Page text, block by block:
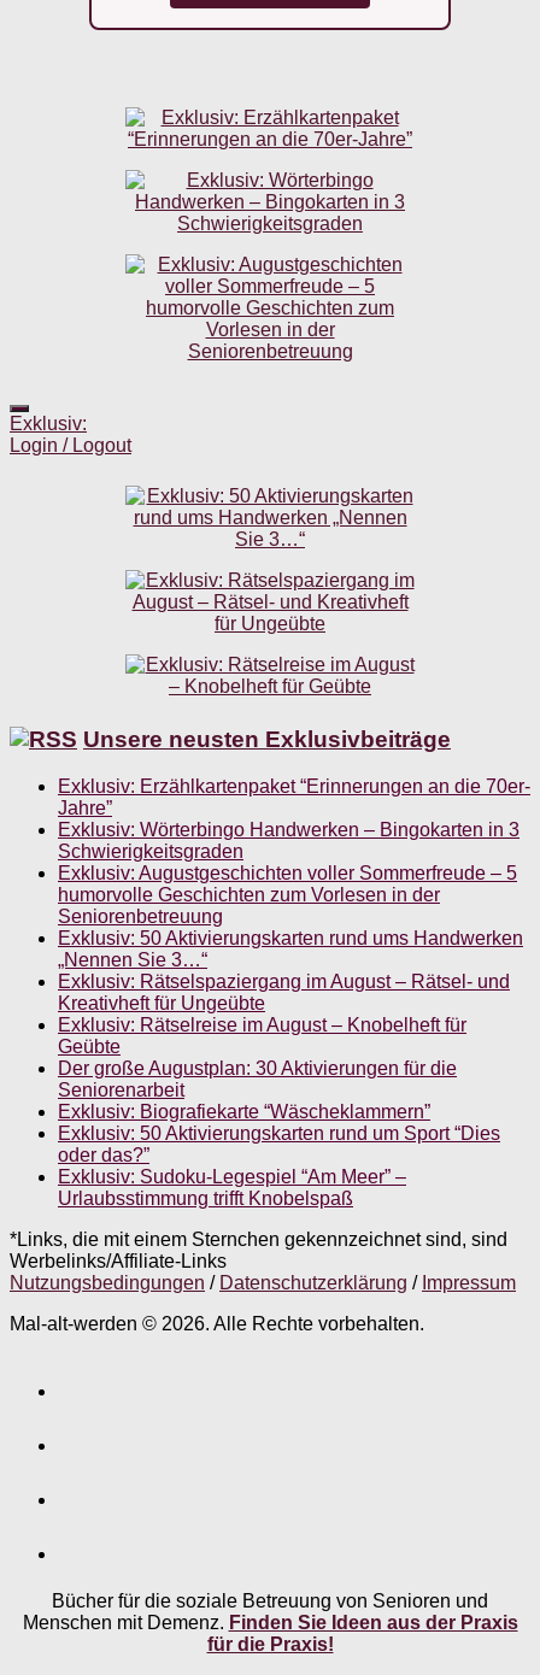
Exklusiv:
Login / Logout
Unsere neusten Exklusivbeiträge
Exklusiv: Erzählkartenpaket “Erinnerungen an die 70er-
Jahre”
Exklusiv: Wörterbingo Handwerken – Bingokarten in 3
Schwierigkeitsgraden
Exklusiv: Augustgeschichten voller Sommerfreude – 5
humorvolle Geschichten zum Vorlesen in der
Seniorenbetreuung
Exklusiv: 50 Aktivierungskarten rund ums Handwerken
„Nennen Sie 3…“
Exklusiv: Rätselspaziergang im August – Rätsel- und
Kreativheft für Ungeübte
Exklusiv: Rätselreise im August – Knobelheft für
Geübte
Der große Augustplan: 30 Aktivierungen für die
Seniorenarbeit
Exklusiv: Biografiekarte “Wäscheklammern”
Exklusiv: 50 Aktivierungskarten rund um Sport “Dies
oder das?”
Exklusiv: Sudoku-Legespiel “Am Meer” –
Urlaubsstimmung trifft Knobelspaß
*Links, die mit einem Sternchen gekennzeichnet sind, sind
Werbelinks/Affiliate-Links
Nutzungsbedingungen / Datenschutzerklärung / Impressum
Mal-alt-werden © 2026. Alle Rechte vorbehalten.
Bücher für die soziale Betreuung von Senioren und
Menschen mit Demenz. Finden Sie Ideen aus der Praxis
für die Praxis!